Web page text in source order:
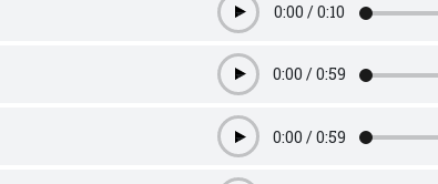
Play0:00 /0:10
Play0:00 /0:59
Play0:00 /0:59